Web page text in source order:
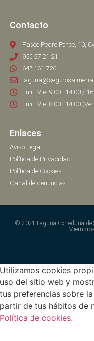
Contacto
Paseo Pedro Ponce, 10,
950 57 21 21
647 161 726
Lun - Vie: 9:00 - 14:00 /
Lun - Vie: 8:00 - 14:00
Enlaces
Aviso Legal
Política de Privacidad
Política de Cookies
Canal de denuncias
© 2021 Laguna Correduría de
Utilizamos cookies
uso del sitio web y
tus preferencias sobre
partir de tus hábitos de
Política de cookies.